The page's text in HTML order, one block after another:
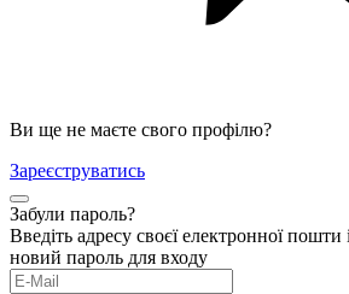
Ви ще не маєте свого профілю?
Зареєструватись
Забули пароль?
Введіть адресу своєї електронної
новий пароль для входу